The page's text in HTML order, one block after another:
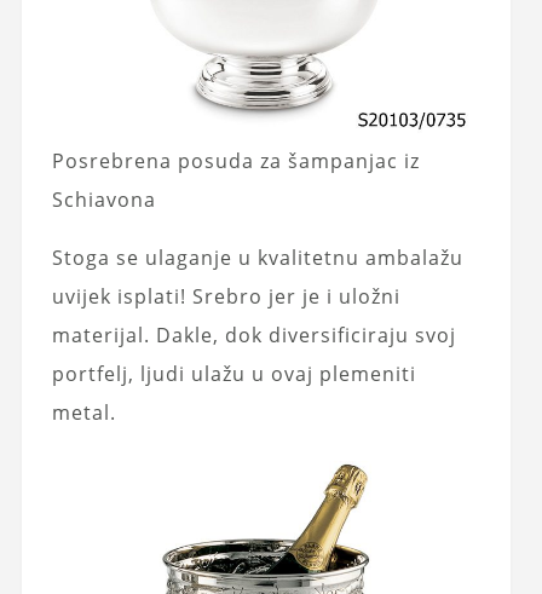
Posrebrena posuda za šampanjac iz
Schiavona
Stoga se ulaganje u kvalitetnu ambalažu
uvijek isplati! Srebro jer je i uložni
materijal. Dakle, dok diversificiraju svoj
portfelj, ljudi ulažu u ovaj plemeniti
metal.